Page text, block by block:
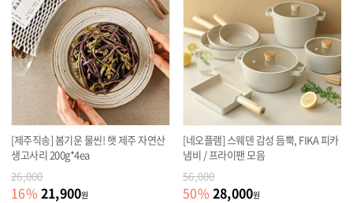
[제주직송] 봄기운 물씬! 햇 제주 자연산
생고사리 200g*4ea
26,000
16% 21,900원
[네오플램] 스웨덴 감성 듬뿍, FIKA 피카
냄비 / 프라이팬 모음
56,000
50% 28,000원